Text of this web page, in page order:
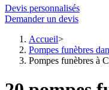
Devis personnalisés
Demander un devis
Accueil
Pompes funèbres
Pompes funèbres à